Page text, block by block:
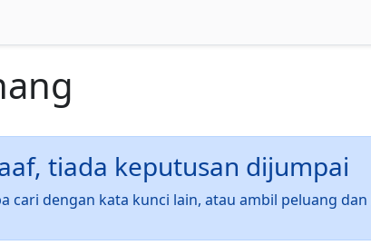
tiada keputusan dijumpai
cari dengan kata kunci lain, atau ambil peluang dan